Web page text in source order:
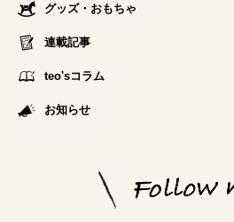
グッズ・おもちゃ
連載記事
teo'sコラム
お知らせ